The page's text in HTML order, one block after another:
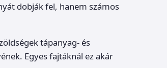
dobják fel, hanem számos
tápanyag- és
Egyes fajtáknál ez akár